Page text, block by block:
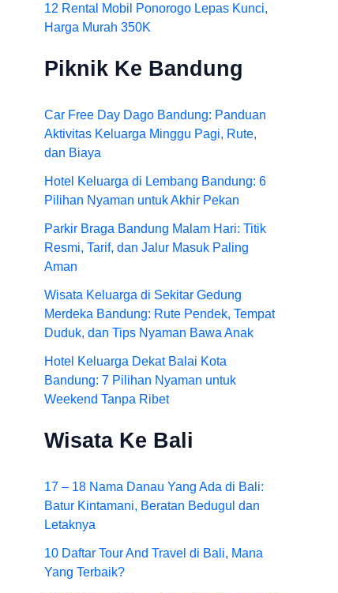
12 Rental Mobil Ponorogo Lepas Kunci,
Harga Murah 350K
Piknik Ke Bandung
Car Free Day Dago Bandung: Panduan
Aktivitas Keluarga Minggu Pagi, Rute,
dan Biaya
Hotel Keluarga di Lembang Bandung: 6
Pilihan Nyaman untuk Akhir Pekan
Parkir Braga Bandung Malam Hari: Titik
Resmi, Tarif, dan Jalur Masuk Paling
Aman
Wisata Keluarga di Sekitar Gedung
Merdeka Bandung: Rute Pendek, Tempat
Duduk, dan Tips Nyaman Bawa Anak
Hotel Keluarga Dekat Balai Kota
Bandung: 7 Pilihan Nyaman untuk
Weekend Tanpa Ribet
Wisata Ke Bali
17 – 18 Nama Danau Yang Ada di Bali:
Batur Kintamani, Beratan Bedugul dan
Letaknya
10 Daftar Tour And Travel di Bali, Mana
Yang Terbaik?